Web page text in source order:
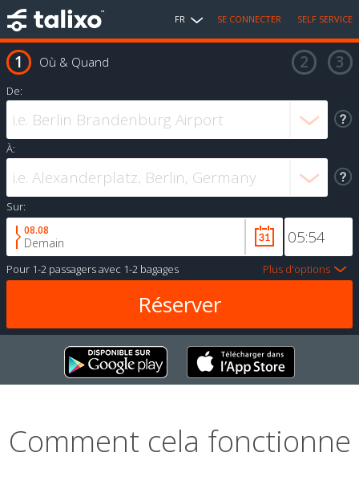
FR SE CONNECTER SELF SERVICE
Où & Quand
De:
À:
Sur:
08.08
Demain
Pour 1-2 passagersavec 1-2 bagages Plus d'options
Comment cela fonctionne